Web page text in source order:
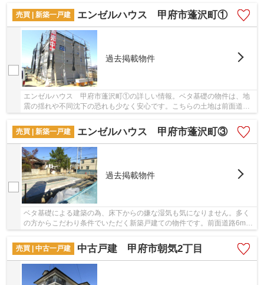
売買 | 新築一戸建
エンゼルハウス 甲府市蓬沢町①
過去掲載物件
エンゼルハウス 甲府市蓬沢町①の詳しい情報。ベタ基礎の物件は、地
震の揺れや不同沈下の恐れも少なく安心です。こちらの土地は前面道路
売買 | 新築一戸建
エンゼルハウス 甲府市蓬沢町③
過去掲載物件
ベタ基礎による建築の為、床下からの嫌な湿気も気になりません。多く
の方からこだわり条件でいただく新築戸建ての物件です。前面道路6m以
売買 | 中古一戸建
中古戸建 甲府市朝気2丁目